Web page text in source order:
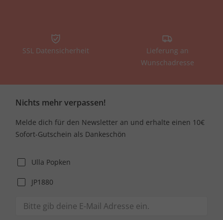
SSL Datensicherheit
Lieferung an
Wunschadresse
Nichts mehr verpassen!
Melde dich für den Newsletter an und erhalte einen 10€
Sofort-Gutschein als Dankeschön
Ulla Popken
JP1880